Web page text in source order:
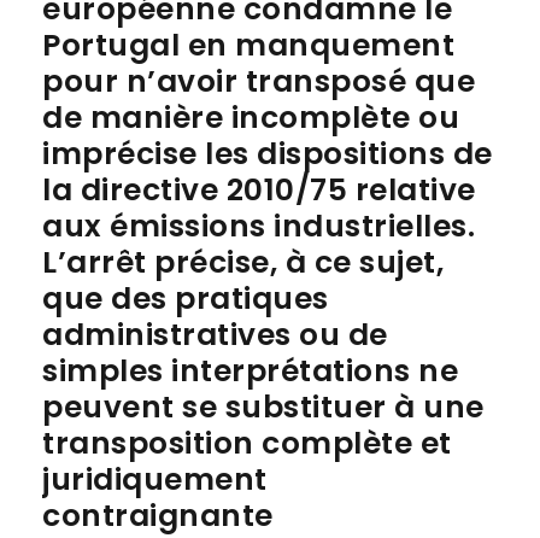
européenne condamne le
Portugal en manquement
pour n’avoir transposé que
de manière incomplète ou
imprécise les dispositions de
la directive 2010/75 relative
aux émissions industrielles.
L’arrêt précise, à ce sujet,
que des pratiques
administratives ou de
simples interprétations ne
peuvent se substituer à une
transposition complète et
juridiquement
contraignante